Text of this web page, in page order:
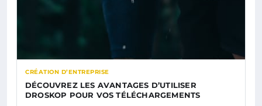
CRÉATION D’ENTREPRISE
DÉCOUVREZ LES AVANTAGES D’UTILISER
DROSKOP POUR VOS TÉLÉCHARGEMENTS